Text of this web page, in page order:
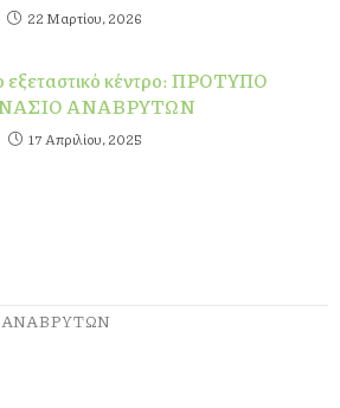
22 Μαρτίου, 2026
εξεταστικό κέντρο: ΠΡΟΤΥΠΟ
ΑΝΑΒΡΥΤΩΝ
17 Απριλίου, 2025